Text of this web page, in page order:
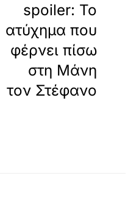
spoiler: Το
ατύχημα που
φέρνει πίσω
στη Μάνη
τον Στέφανο